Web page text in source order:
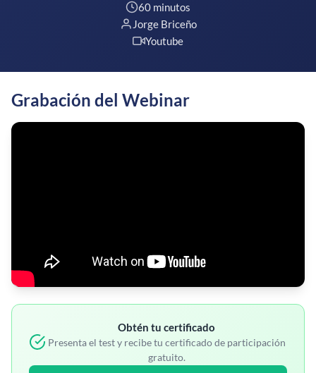
60 minutos
Jorge Briceño
Youtube
Grabación del Webinar
Obtén tu certificado
Presenta el test y recibe tu certificado de participación
gratuito.